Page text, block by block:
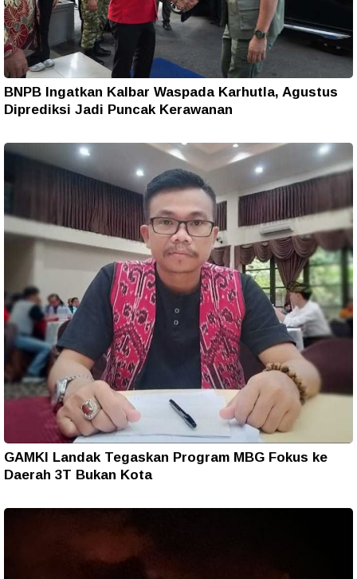
BNPB Ingatkan Kalbar Waspada Karhutla, Agustus
Diprediksi Jadi Puncak Kerawanan
GAMKI Landak Tegaskan Program MBG Fokus ke
Daerah 3T Bukan Kota